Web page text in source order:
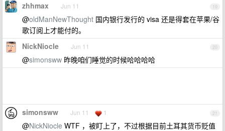
19
zhhmax Jun 11
@oldManNewThought 国内银行发行的 visa 还是得套在苹果/谷
歌订阅上才能付的。
20
NickNiocle Jun 11
@simonsww 昨晚咱们睡觉的时候哈哈哈哈
21
simonsww Jun 11 1
@NickNiocle WTF ，被盯上了，不过根据目前土耳其货币贬值